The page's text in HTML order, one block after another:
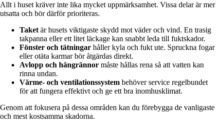
Allt i huset kräver inte lika mycket uppmärksamhet. Vissa delar är mer
utsatta och bör därför prioriteras.
Taketär husets viktigaste skydd mot väder och vind. En trasig
takpanna eller ett litet läckage kan snabbt leda till fuktskador.
Fönster och tätningar håller kyla och fukt ute. Spruckna fogar
eller otäta karmar bör åtgärdas direkt.
Avlopp och hängrännor måste hållas rena så att vatten kan
rinna undan.
Värme- och ventilationssystem behöver service regelbundet
för att fungera effektivt och ge ett bra inomhusklimat.
Genom att fokusera på dessa områden kan du förebygga de vanligaste
och mest kostsamma skadorna.